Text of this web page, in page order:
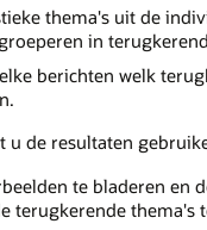
thema's uit de
in
berichten welk
u de resultaten
te bladeren en
terugkerende thema's